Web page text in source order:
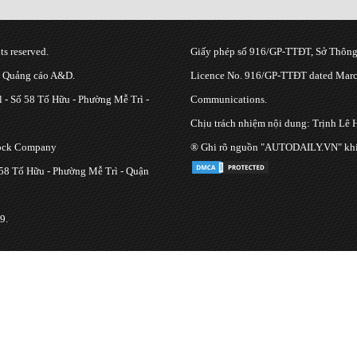
reserved.
cáo A&D.
Số 58 Tố Hữu - Phường Mễ Trì -
Company
Tố Hữu - Phường Mễ Trì - Quận
Giấy phép số 916/GP-TTĐT, Sở
Licence No. 916/GP-TTĐT dated
Communications.
Chịu trách nhiệm nội dung: Trịnh Lê
® Ghi rõ nguồn "AUTODAILY.VN"